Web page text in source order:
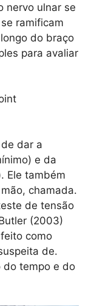
nervo ulnar se
ramificam
do braço
para avaliar
dar a
e da
Ele também
chamada.
de tensão
(2003)
como
de.
do tempo e do